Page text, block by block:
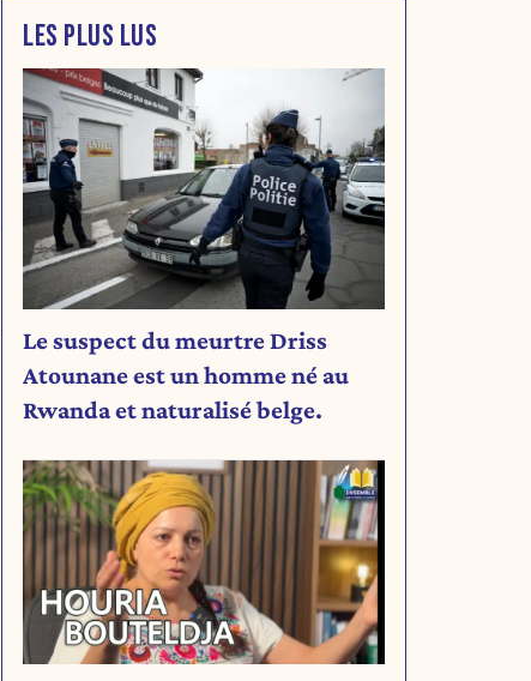
LES PLUS LUS
Le suspect du meurtre Driss
Atounane est un homme né au
Rwanda et naturalisé belge.